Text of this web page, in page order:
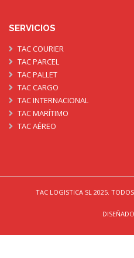
SERVICIOS
TAC COURIER
TAC PARCEL
TAC PALLET
TAC CARGO
TAC INTERNACIONAL
TAC MARÍTIMO
TAC AÉREO
TAC LOGISTICA SL 2025.